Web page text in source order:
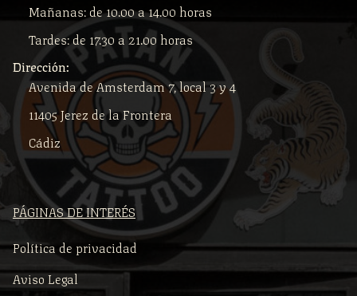
Mañanas: de 10.00 a 14.00 horas
Tardes: de 17.30 a 21.00 horas
Dirección:
Avenida de Amsterdam 7, local 3 y 4
11405 Jerez de la Frontera
Cádiz
PÁGINAS DE INTERÉS
Política de privacidad
Aviso Legal